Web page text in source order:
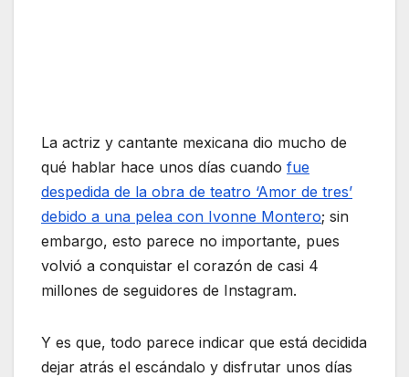
La actriz y cantante mexicana dio mucho de
qué hablar hace unos días cuando fue
despedida de la obra de teatro ‘Amor de tres’
debido a una pelea con Ivonne Montero; sin
embargo, esto parece no importante, pues
volvió a conquistar el corazón de casi 4
millones de seguidores de Instagram.
Y es que, todo parece indicar que está decidida
dejar atrás el escándalo y disfrutar unos días